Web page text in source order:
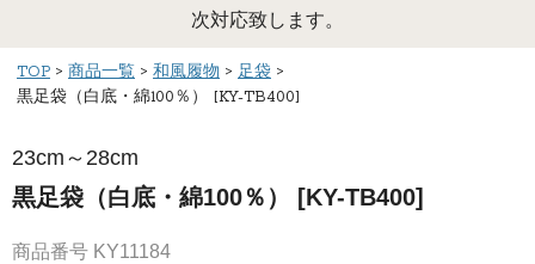
次対応致します。
TOP 商品一覧 和風履物
足袋
黒足袋（白底・綿100％） [KY-TB400]
23cm～28cm
黒足袋（白底・綿100％） [KY-TB400]
商品番号 KY11184